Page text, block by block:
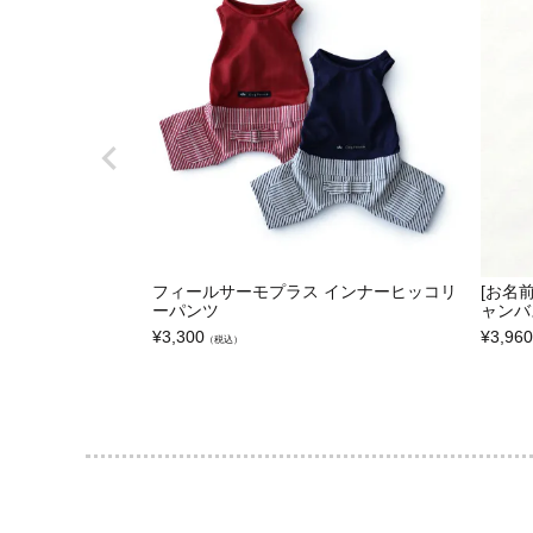
フィールサーモプラス インナーヒッコリ
ーパンツ
¥3,300 （税込）
[お名
ャン
¥3,960